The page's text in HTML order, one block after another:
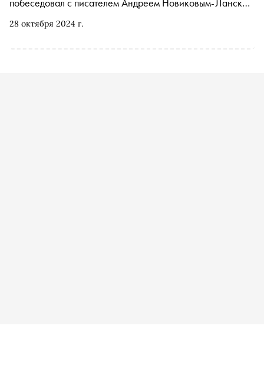
28 октября 2024 г.
современниками, кому принадлежит культура, в чем